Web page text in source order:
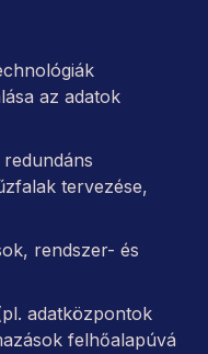
az adatok
tervezése,
rendszer- és
adatközpontok
felhőalapúvá